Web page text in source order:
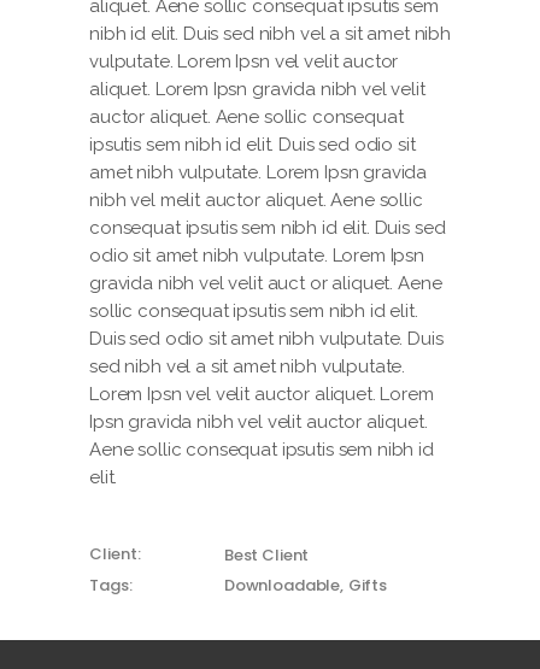
aliquet. Aene sollic consequat ipsutis sem
nibh id elit. Duis sed nibh vel a sit amet nibh
vulputate. Lorem Ipsn vel velit auctor
aliquet. Lorem Ipsn gravida nibh vel velit
auctor aliquet. Aene sollic consequat
ipsutis sem nibh id elit. Duis sed odio sit
amet nibh vulputate. Lorem Ipsn gravida
nibh vel melit auctor aliquet. Aene sollic
consequat ipsutis sem nibh id elit. Duis sed
odio sit amet nibh vulputate. Lorem Ipsn
gravida nibh vel velit auct or aliquet. Aene
sollic consequat ipsutis sem nibh id elit.
Duis sed odio sit amet nibh vulputate. Duis
sed nibh vel a sit amet nibh vulputate.
Lorem Ipsn vel velit auctor aliquet. Lorem
Ipsn gravida nibh vel velit auctor aliquet.
Aene sollic consequat ipsutis sem nibh id
elit.
Client:
Best Client
Tags:
Downloadable Gifts